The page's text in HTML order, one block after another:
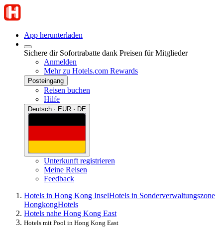
App herunterladen
Sichere dir Sofortrabatte dank Preisen für Mitglieder
Anmelden
Mehr zu Hotels.com Rewards
Posteingang
Reisen buchen
Hilfe
Deutsch · EUR · DE
Unterkunft registrieren
Meine Reisen
Feedback
Hotels in Hong Kong InselHotels in Sonderverwaltungszone
HongkongHotels
Hotels nahe Hong Kong East
Hotels mit Pool in Hong Kong East